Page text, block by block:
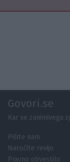
Govori.se
Kar se zanimivega
Pišite nam
Naročite revijo
Pravno obvestilo